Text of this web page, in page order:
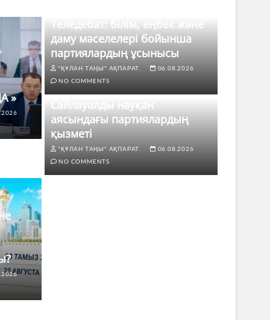
партиялардың
NO COMMENTS
»
Теледебат: білім, еңбек және
даму мәселелері бойынша
партиялардың ұсынысы
"ҚҰЛАН ТАҢЫ" АҚПАРАТ.
06.08.2026
NO COMMENTS
Сайлауалды науқан
аясындағы партиялардың
қызметі
"ҚҰЛАН ТАҢЫ" АҚПАРАТ.
06.08.2026
NO COMMENTS